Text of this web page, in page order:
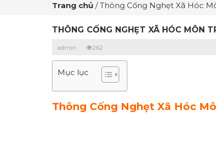
Trang chủ /Thông Cống Nghẹt Xã Hóc
THÔNG CỐNG NGHẸT XÃ HÓC MÔN
admin 262
Mục lục
Thông Cống Nghẹt Xã Hóc